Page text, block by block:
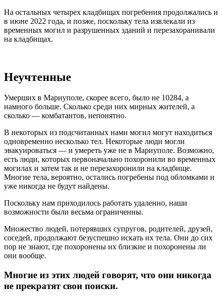
На остальных четырех кладбищах погребения продолжались и
в июне 2022 года, и позже, поскольку тела извлекали из
временных могил и разрушенных зданий и перезахоранивали
на кладбищах.
Неучтенные
Умерших в Мариуполе, скорее всего, было не 10284, а
намного больше. Сколько среди них мирных жителей, а
сколько — комбатантов, непонятно.
В некоторых из подсчитанных нами могил могут находиться
одновременно несколько тел. Некоторые люди могли
эвакуироваться — и умереть уже не в Мариуполе. Возможно,
есть люди, которых первоначально похоронили во временных
могилах и затем так и не перезахоронили на кладбище.
Многие тела, вероятно, остались погребены под обломками и
уже никогда не будут найдены.
Поскольку нам приходилось работать удаленно, наши
возможности были весьма ограниченны.
Множество людей, потерявших супругов, родителей, друзей,
соседей, продолжают безуспешно искать их тела. Они до сих
пор не знают, где похоронены их близкие и похоронены ли
они вообще.
Многие из этих людей говорят, что они никогда
не прекратят свои поиски.